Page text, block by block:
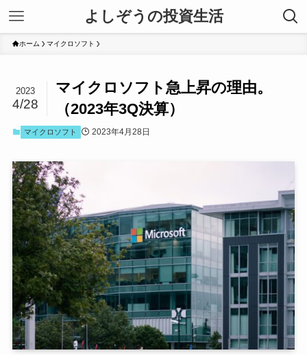
よしぞうの投資生活
ホーム マイクロソフト
マイクロソフト急上昇の理由。
（2023年3Q決算）
2023
4/28
マイクロソフト 2023年4月28日